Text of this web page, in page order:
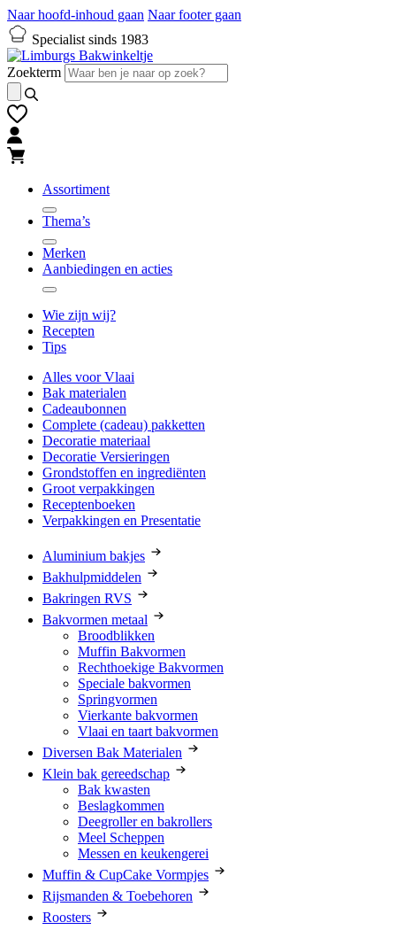
Naar hoofd-inhoud gaan Naar footer gaan
Specialist sinds 1983
Zoekterm
Assortiment
Thema’s
Merken
Aanbiedingen en acties
Wie zijn wij?
Recepten
Tips
Alles voor Vlaai
Bak materialen
Cadeaubonnen
Complete (cadeau) pakketten
Decoratie materiaal
Decoratie Versieringen
Grondstoffen en ingrediënten
Groot verpakkingen
Receptenboeken
Verpakkingen en Presentatie
Aluminium bakjes
Bakhulpmiddelen
Bakringen RVS
Bakvormen metaal
Broodblikken
Muffin Bakvormen
Rechthoekige Bakvormen
Speciale bakvormen
Springvormen
Vierkante bakvormen
Vlaai en taart bakvormen
Diversen Bak Materialen
Klein bak gereedschap
Bak kwasten
Beslagkommen
Deegroller en bakrollers
Meel Scheppen
Messen en keukengerei
Muffin & CupCake Vormpjes
Rijsmanden & Toebehoren
Roosters